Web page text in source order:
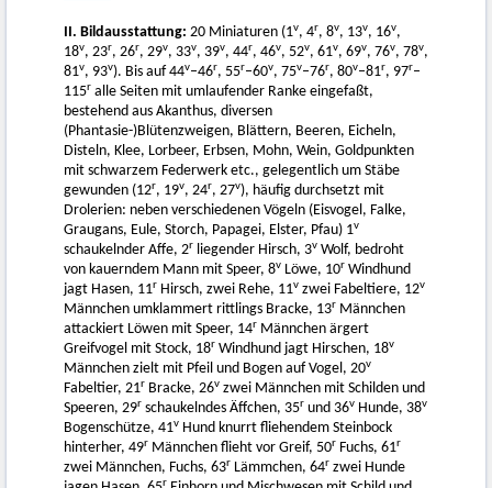
II. Bildausstattung: 20 Miniaturen (1v, 4r, 8v, 13v, 16v,
18v, 23r, 26r, 29v, 33v, 39v, 44r, 46v, 52v, 61v, 69v, 76v, 78v,
81v, 93v). Bis auf 44v–46r, 55r–60v, 75v–76r, 80v–81r, 97r–
115r alle Seiten mit umlaufender Ranke eingefaßt,
bestehend aus Akanthus, diversen
(Phantasie-)Blütenzweigen, Blättern, Beeren, Eicheln,
Disteln, Klee, Lorbeer, Erbsen, Mohn, Wein, Goldpunkten
mit schwarzem Federwerk etc., gelegentlich um Stäbe
gewunden (12r, 19v, 24r, 27v), häufig durchsetzt mit
Drolerien: neben verschiedenen Vögeln (Eisvogel, Falke,
Graugans, Eule, Storch, Papagei, Elster, Pfau) 1v
schaukelnder Affe, 2r liegender Hirsch, 3v Wolf, bedroht
von kauerndem Mann mit Speer, 8v Löwe, 10r Windhund
jagt Hasen, 11r Hirsch, zwei Rehe, 11v zwei Fabeltiere, 12v
Männchen umklammert rittlings Bracke, 13r Männchen
attackiert Löwen mit Speer, 14r Männchen ärgert
Greifvogel mit Stock, 18r Windhund jagt Hirschen, 18v
Männchen zielt mit Pfeil und Bogen auf Vogel, 20v
Fabeltier, 21r Bracke, 26v zwei Männchen mit Schilden und
Speeren, 29r schaukelndes Äffchen, 35r und 36v Hunde, 38v
Bogenschütze, 41v Hund knurrt fliehendem Steinbock
hinterher, 49r Männchen flieht vor Greif, 50r Fuchs, 61r
zwei Männchen, Fuchs, 63r Lämmchen, 64r zwei Hunde
r